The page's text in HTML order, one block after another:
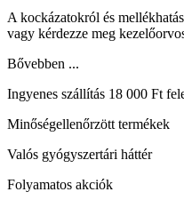
A kockázatokról és
vagy kérdezze meg
Bővebben ...
Ingyenes szállítás 18 000 Ft
Minőségellenőrzött termékek
Valós gyógyszertári háttér
Folyamatos akciók